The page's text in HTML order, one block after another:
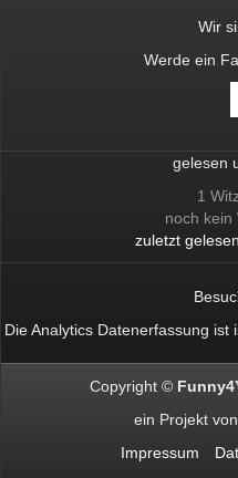
Wir
Werde ein
gelesen
1
noch kein
zuletzt
Die Analytics Datenerfassung ist
Copyright ©
ein Projekt von
Impressum